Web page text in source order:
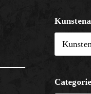
Categorie